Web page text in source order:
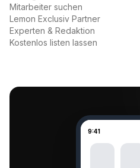
Mitarbeiter suchen
Lemon Exclusiv Partner
Experten & Redaktion
Kostenlos listen lassen
9:41